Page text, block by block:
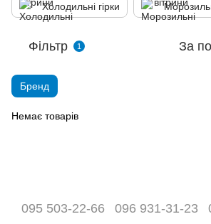
Холодильні гірки
Фільтр 1 За
Бренд
Немає товарів
095 503-22-66 096 931-31-23